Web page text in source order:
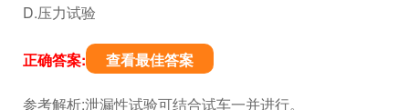
D.压力试验
正确答案: 查看最佳答案
参考解析:泄漏性试验可结合试车一并进行。